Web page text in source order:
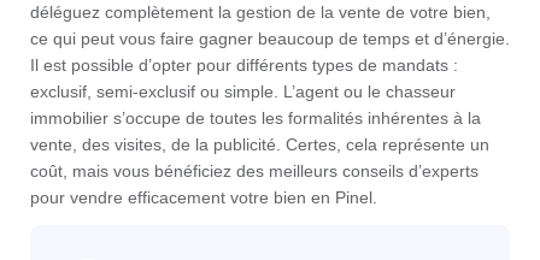
déléguez complètement la gestion de la vente de votre bien,
ce qui peut vous faire gagner beaucoup de temps et d’énergie.
Il est possible d’opter pour différents types de mandats :
exclusif, semi-exclusif ou simple. L’agent ou le chasseur
immobilier s’occupe de toutes les formalités inhérentes à la
vente, des visites, de la publicité. Certes, cela représente un
coût, mais vous bénéficiez des meilleurs conseils d’experts
pour vendre efficacement votre bien en Pinel.